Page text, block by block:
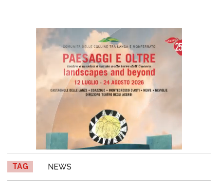
TAG NEWS